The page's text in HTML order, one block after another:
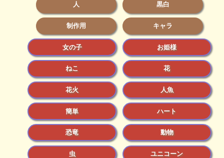
人 黒白
制作用 キャラ
女の子 お姫様
ねこ 花
花火 人魚
簡単 ハート
恐竜 動物
虫 ユニコーン